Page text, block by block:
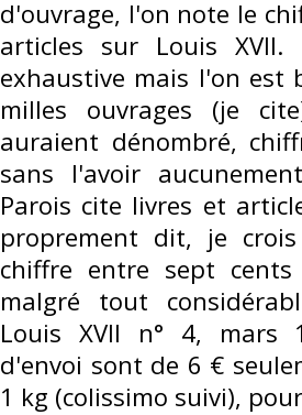
d'ouvrage, l'on note le
articles sur Louis
exhaustive mais l'on
milles ouvrages (je
auraient dénombré,
sans l'avoir
Parois cite livres et
proprement dit, je
chiffre entre sept
malgré tout
Louis XVII n° 4, mars
d'envoi sont de 6 €
1 kg (colissimo suivi),